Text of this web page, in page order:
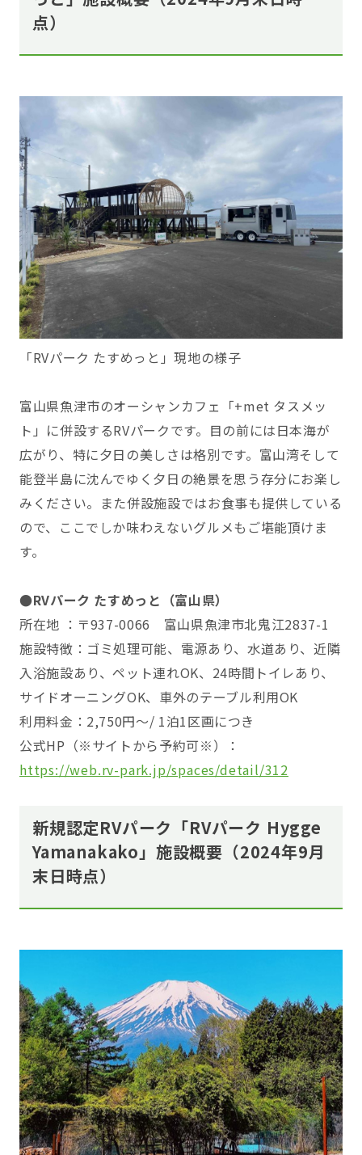
点）
「RVパーク たすめっと」現地の様子
富山県魚津市のオーシャンカフェ「+met タスメッ
ト」に併設するRVパークです。目の前には日本海が
広がり、特に夕日の美しさは格別です。富山湾そして
能登半島に沈んでゆく夕日の絶景を思う存分にお楽し
みください。また併設施設ではお食事も提供している
ので、ここでしか味わえないグルメもご堪能頂けま
す。
●RVパーク たすめっと（富山県）
所在地 ：〒937-0066 富山県魚津市北鬼江2837-1
施設特徴：ゴミ処理可能、電源あり、水道あり、近隣
入浴施設あり、ペット連れOK、24時間トイレあり、
サイドオーニングOK、車外のテーブル利用OK
利用料金：2,750円～/ 1泊1区画につき
公式HP（※サイトから予約可※）：
https://web.rv-park.jp/spaces/detail/312
新規認定RVパーク「RVパーク Hygge
Yamanakako」施設概要（2024年9月
末日時点）